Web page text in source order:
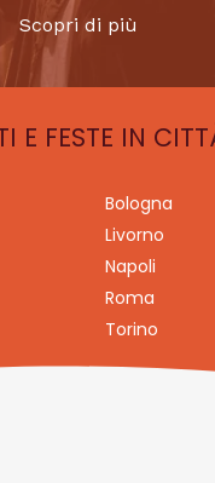
Scopri di più
E FESTE IN
Bologna
Livorno
Napoli
Roma
Torino